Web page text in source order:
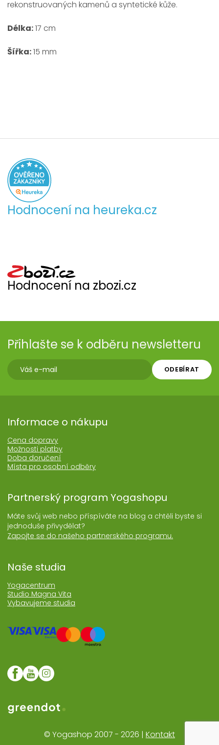
rekonstruovaných kamenů a syntetické kůže.
Délka:17 cm
Šířka:15 mm
Hodnocení na heureka.cz
Hodnocení na zbozi.cz
Přihlašte se k odběru newsletteru
ODEBÍRAT
Informace o nákupu
Cena dopravy
Možnosti platby
Doba doručení
Místa pro osobní odběry
Partnerský program Yogashopu
Máte svůj web nebo příspíváte na blog a chtěli byste si
jednoduše přivydělat?
Zapojte se do našeho partnerského programu.
Naše studia
Yogacentrum
Studio Magna Vita
Vybavujeme studia
Web realozoval Greendot
© Yogashop 2007 - 2026 | Kontakt